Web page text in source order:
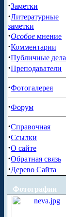
·Заметки
·Литературные
заметки
·Особое мнение
·Комментарии
·Публичные дела
·Преподаватели
·Фотогалерея
·Форум
·Справочная
·Ссылки
·О сайте
·Обратная связь
·Дерево Сайта
Фотографии